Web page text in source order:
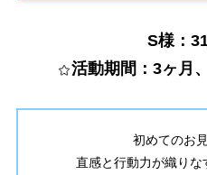
S様：
活動期間：3ヶ月
初めてのお
直感と行動力が織り